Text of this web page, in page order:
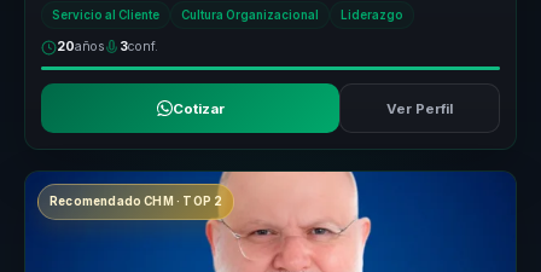
Servicio al Cliente Cultura Organizacional Liderazgo
20años 3conf.
Cotizar Ver Perfil
Recomendado CHM · TOP 2